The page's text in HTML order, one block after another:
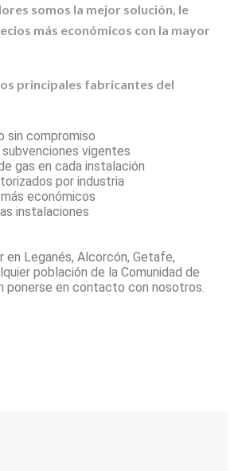
somos la mejor solución, le
más económicos con la mayor
principales fabricantes del
compromiso
vigentes
en cada instalación
por industria
económicos
instalaciones
en Leganés, Alcorcón, Getafe,
población de la Comunidad de
ponerse en contacto con nosotros.